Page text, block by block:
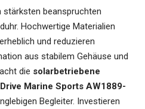
stärksten beanspruchten
Hochwertige Materialien
und reduzieren
aus stabilem Gehäuse und
die solarbetriebene
Marine Sports AW1889-
Begleiter. Investieren